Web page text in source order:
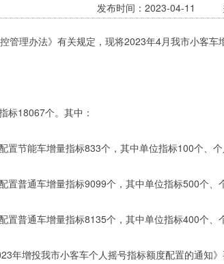
发布时间：2023-04-11
管理办法》有关规定，现将2023年4月我市小客车
标18067个。其中：
置节能车增量指标833个，其中单位指标100个、个
置普通车增量指标9099个，其中单位指标500个、
置普通车增量指标8135个，其中单位指标400个、
年增投我市小客车个人摇号指标额度配置的通知